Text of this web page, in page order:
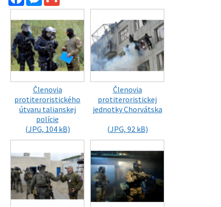
Členovia
protiteroristického
útvaru talianskej
polície
(JPG, 104 kB)
Členovia
protiteroristickej
jednotky Chorvátska
(JPG, 92 kB)